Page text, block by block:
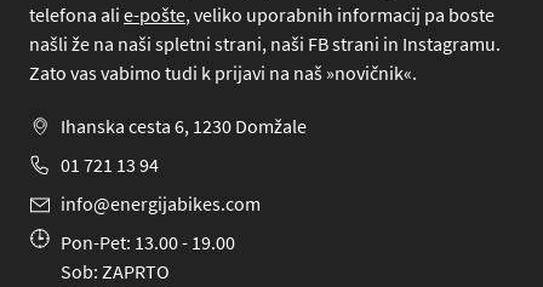
telefona ali e-pošte, veliko uporabnih informacij pa boste
našli že na naši spletni strani, naši FB strani in Instagramu.
Zato vas vabimo tudi k prijavi na naš »novičnik«.
Ihanska cesta 6, 1230 Domžale
01 721 13 94
info@energijabikes.com
Pon-Pet: 13.00 - 19.00
Sob: ZAPRTO